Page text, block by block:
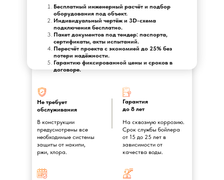
Бесплатный инженерный расчёт и подбор
оборудования под объект.
Индивидуальный чертёж и 3D-схема
подключения бесплатно.
Пакет документов под тендер: паспорта,
сертификаты, акты испытаний.
Пересчёт проекта с экономией до 25% без
потери надёжности.
Гарантию фиксированной цены и сроков в
договоре.
Не требует
обслуживания
В конструкции
предусмотрены все
необходимые системы
защиты от накипи,
ржи, хлора.
Гарантия
до 8 лет
На сквозную коррозию.
Срок службы бойлера
от 15 до 25 лет в
зависимости от
качества воды.